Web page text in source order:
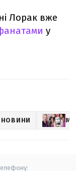
Лорак вже
у
НОВИНИ